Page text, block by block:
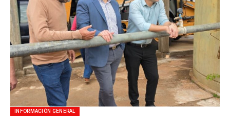
INFORMACIÓN GENERAL